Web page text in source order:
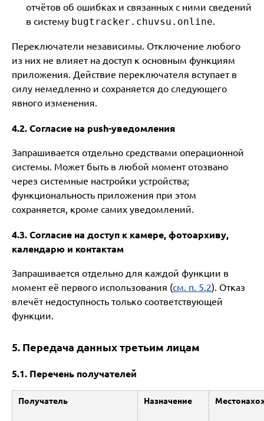
отчётов об ошибках и связанных с ними сведений
в систему bugtracker.chuvsu.online
Переключатели независимы. Отключение любого
из них не влияет на доступ к основным функциям
приложения. Действие переключателя вступает в
силу немедленно и сохраняется до следующего
явного изменения.
4.2. Согласие на push-уведомления
Запрашивается отдельно средствами операционной
системы. Может быть в любой момент отозвано
через системные настройки устройства;
функциональность приложения при этом
сохраняется, кроме самих уведомлений.
4.3. Согласие на доступ к камере, фотоархиву,
календарю и контактам
Запрашивается отдельно для каждой функции в
момент её первого использования (см. п. 5.2). Отказ
влечёт недоступность только соответствующей
функции.
5. Передача данных третьим лицам
5.1. Перечень получателей
Получатель Назначение